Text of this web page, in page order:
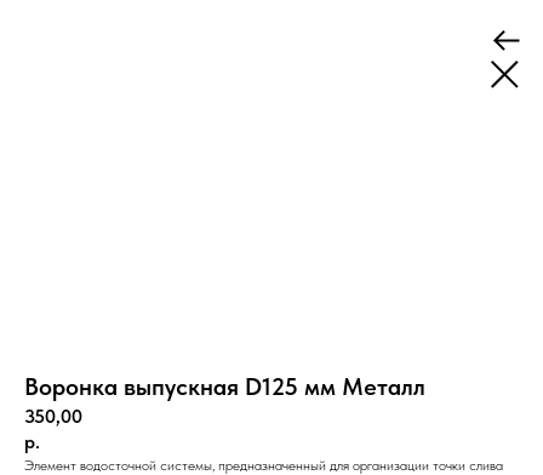
Воронка выпускная D125 мм Металл
350,00
р.
Элемент водосточной системы, предназначенный для организации точки слива